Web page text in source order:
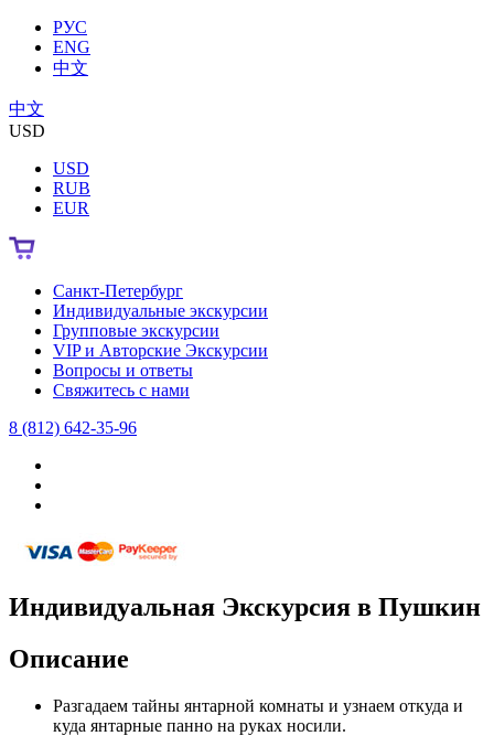
РУС
ENG
中文
中文
USD
USD
RUB
EUR
Санкт-Петербург
Индивидуальные экскурсии
Групповые экскурсии
VIP и Авторские Экскурсии
Вопросы и ответы
Свяжитесь с нами
8 (812) 642-35-96
Индивидуальная Экскурсия в Пушкин
Описание
Разгадаем тайны янтарной комнаты и узнаем откуда и
куда янтарные панно на руках носили.